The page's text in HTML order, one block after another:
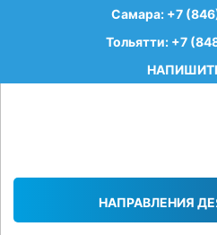
Самара: +7
Тольятти: +7
НАПРАВЛЕНИЯ